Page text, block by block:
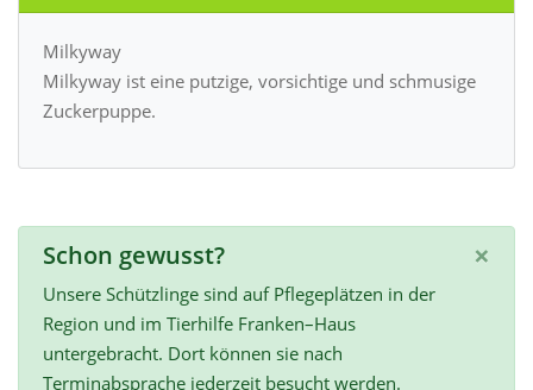
Milkyway
Milkyway ist eine putzige, vorsichtige und schmusige
Zuckerpuppe.
×
Schon gewusst?
Unsere Schützlinge sind auf Pflegeplätzen in der
Region und im Tierhilfe Franken–Haus
untergebracht. Dort können sie nach
Terminabsprache jederzeit besucht werden.